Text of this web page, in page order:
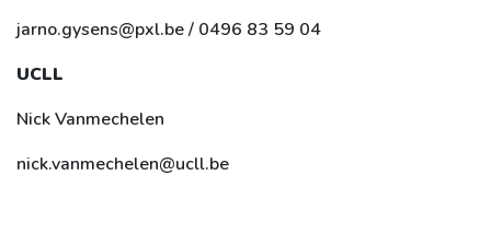
jarno.gysens@pxl.be / 0496 83 59 04
UCLL
Nick Vanmechelen
nick.vanmechelen@ucll.be